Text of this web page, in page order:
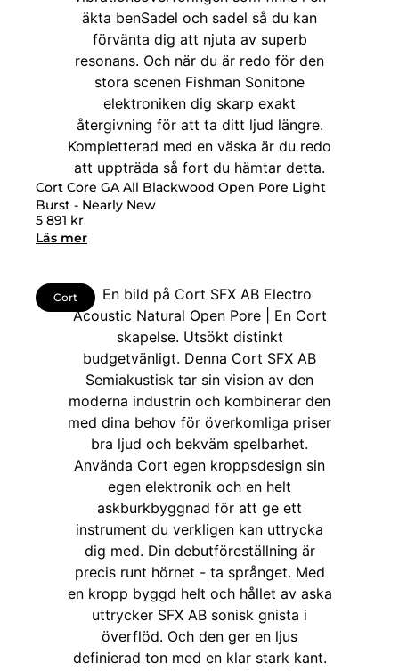
Cort Core GA All Blackwood Open Pore Light
Burst - Nearly New
5 891 kr
Läs mer
Cort